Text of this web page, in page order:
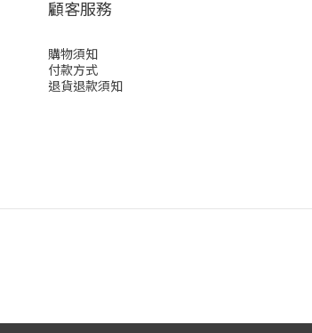
顧客服務
購物須知
付款方式
退貨退款須知